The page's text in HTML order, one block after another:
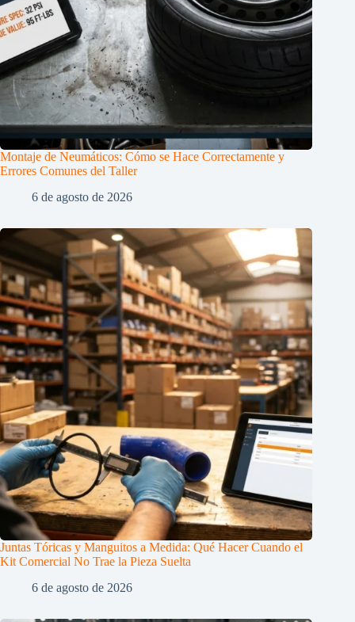
Montaje de Neumáticos: Cómo se Hace Correctamente y
Errores Comunes del Taller
6 de agosto de 2026
Juntas Tóricas y Manguitos a Medida: Qué Hacer Cuando el
Kit Comercial No Trae la Pieza Suelta
6 de agosto de 2026